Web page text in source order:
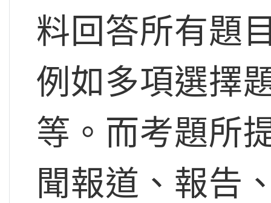
料回答所有題
例如多項選擇
等。而考題所
聞報道、報告